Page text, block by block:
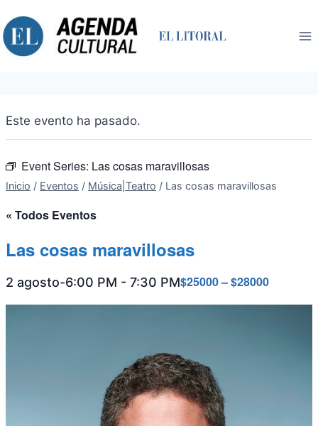
al
contenido
Este evento ha pasado.
Event Series: Las cosas maravillosas
Inicio / Eventos / Música|Teatro / Las cosas maravillosas
« Todos Eventos
Las cosas maravillosas
2 agosto-6:00 PM - 7:30 PM$25000 – $28000